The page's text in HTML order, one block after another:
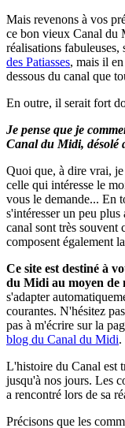
Mais revenons à vos
ce bon vieux Canal du
réalisations fabuleuses,
des Patiasses, mais il
dessous du canal que
En outre, il serait fort
Je pense que je
Canal du Midi, désolé
Quoi que, à dire vrai,
celle qui intéresse le
vous le demande... En
s'intéresser un peu
canal sont très souvent
composent également
Ce site est destiné à
du Midi au moyen de
s'adapter
courantes. N'hésitez
pas à m'écrire sur la
blog du Canal du Midi.
L'histoire du Canal est
jusqu'à nos jours. Les
a rencontré lors de sa
Précisons que les